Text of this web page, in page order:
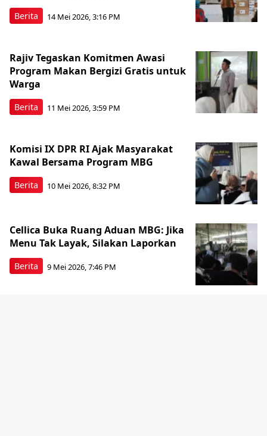
Berita 14 Mei 2026, 3:16 PM
Berita
Rajiv Tegaskan Komitmen Awasi
Program Makan Bergizi Gratis untuk
Warga
11 Mei 2026, 3:59 PM
Berita
Komisi IX DPR RI Ajak Masyarakat
Kawal Bersama Program MBG
10 Mei 2026, 8:32 PM
Berita
Cellica Buka Ruang Aduan MBG: Jika
Menu Tak Layak, Silakan Laporkan
9 Mei 2026, 7:46 PM